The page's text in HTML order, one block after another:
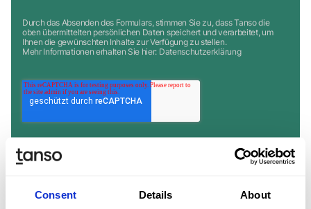
Consent Details About
Durch das Absenden des Formulars, stimmen Sie zu, dass Tanso die
oben übermittelten persönlichen Daten speichert und verarbeitet, um
Ihnen die gewünschten Inhalte zur Verfügung zu stellen.
Mehr Informationen erhalten Sie hier: Datenschutzerklärung